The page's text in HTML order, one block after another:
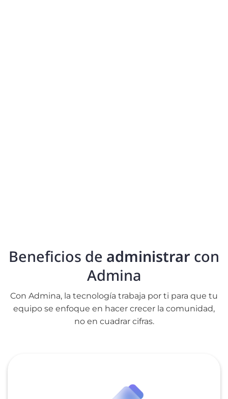
Beneficios de administrar con
Admina
Con Admina, la tecnología trabaja por ti para que tu
equipo se enfoque en hacer crecer la comunidad,
no en cuadrar cifras.